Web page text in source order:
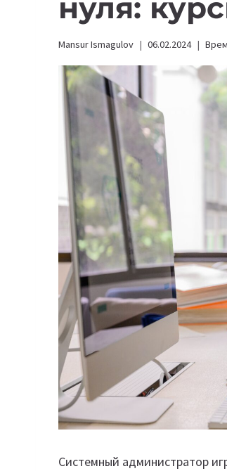
нуля:
Mansur Ismagulov 06.02.2024
Системный администратор